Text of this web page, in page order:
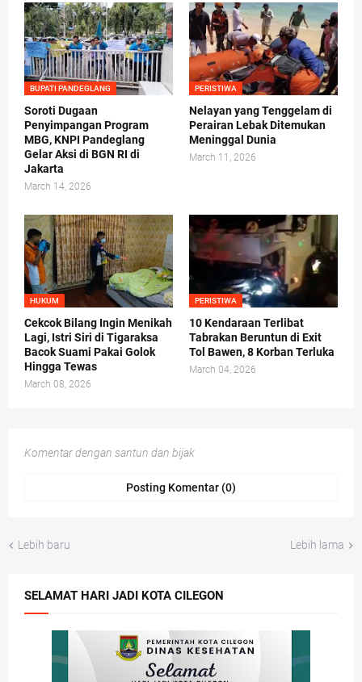
BUPATI PANDEGLANG
Soroti Dugaan
Penyimpangan Program
MBG, KNPI Pandeglang
Gelar Aksi di BGN RI di
Jakarta
March 14, 2026
PERISTIWA
Nelayan yang Tenggelam di
Perairan Lebak Ditemukan
Meninggal Dunia
March 11, 2026
HUKUM
Cekcok Bilang Ingin Menikah
Lagi, Istri Siri di Tigaraksa
Bacok Suami Pakai Golok
Hingga Tewas
March 08, 2026
PERISTIWA
10 Kendaraan Terlibat
Tabrakan Beruntun di Exit
Tol Bawen, 8 Korban Terluka
March 04, 2026
Komentar dengan santun dan bijak
Posting Komentar (0)
Lebih baru Lebih lama
SELAMAT HARI JADI KOTA CILEGON